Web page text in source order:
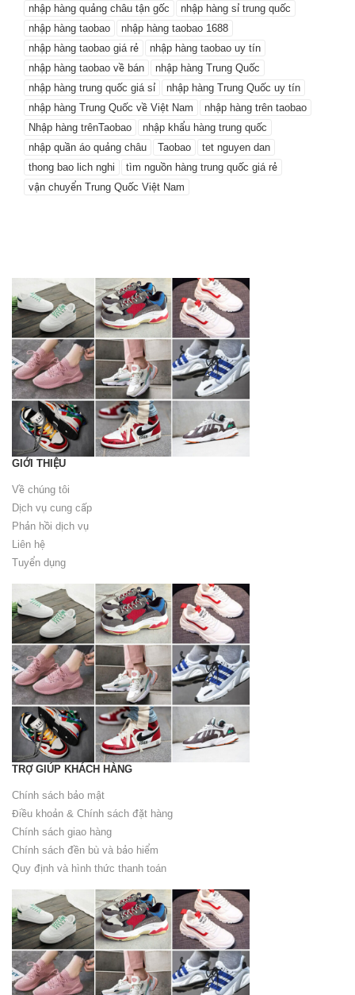
nhập hàng quảng châu tận gốc
nhập hàng sỉ trung quốc
nhập hàng taobao
nhập hàng taobao 1688
nhập hàng taobao giá rẻ
nhập hàng taobao uy tín
nhập hàng taobao về bán
nhập hàng Trung Quốc
nhập hàng trung quốc giá sỉ
nhập hàng Trung Quốc uy tín
nhập hàng Trung Quốc về Việt Nam
nhập hàng trên taobao
Nhập hàng trênTaobao
nhập khẩu hàng trung quốc
nhập quần áo quảng châu
Taobao
tet nguyen dan
thong bao lich nghi
tìm nguồn hàng trung quốc giá rẻ
vận chuyển Trung Quốc Việt Nam
GIỚI THIỆU
Về chúng tôi
Dịch vụ cung cấp
Phản hồi dịch vụ
Liên hệ
Tuyển dụng
TRỢ GIÚP KHÁCH HÀNG
Chính sách bảo mật
Điều khoản & Chính sách đặt hàng
Chính sách giao hàng
Chính sách đền bù và bảo hiểm
Quy định và hình thức thanh toán